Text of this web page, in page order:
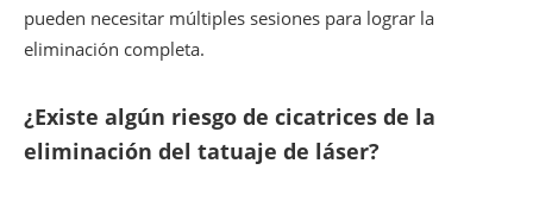
pueden necesitar múltiples sesiones para lograr la
eliminación completa.
¿Existe algún riesgo de cicatrices de la
eliminación del tatuaje de láser?